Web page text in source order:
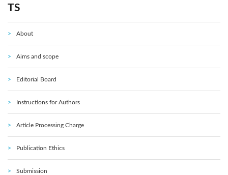
TS
About
Aims and scope
Editorial Board
Instructions for Authors
Article Processing Charge
Publication Ethics
Submission